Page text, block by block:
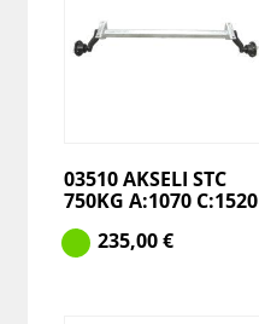
03510 AKSELI STC
750KG A:1070 C:1520
235,00€